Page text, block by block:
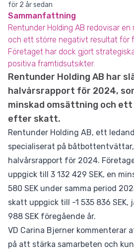
för 2 år sedan
Sammanfattning
Rentunder Holding AB redovisar
och ett större negativt resultat för
Företaget har dock gjort
positiva framtidsutsikter.
Rentunder Holding AB har
halvårsrapport för 2024,
minskad omsättning och
efter skatt.
Rentunder Holding AB, ett
specialiserat på
halvårsrapport för 2024.
uppgick till 3 132 429 SEK, en
580 SEK under samma period
skatt uppgick till -1 535 836 SEK,
988 SEK föregående år.
VD Carina Bjerner kommenterar
på att stärka samarbeten och